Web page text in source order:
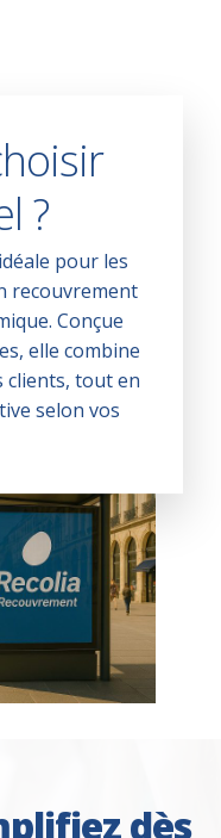
?
pour les
recouvrement
Conçue
elle combine
clients, tout en
selon vos
dès